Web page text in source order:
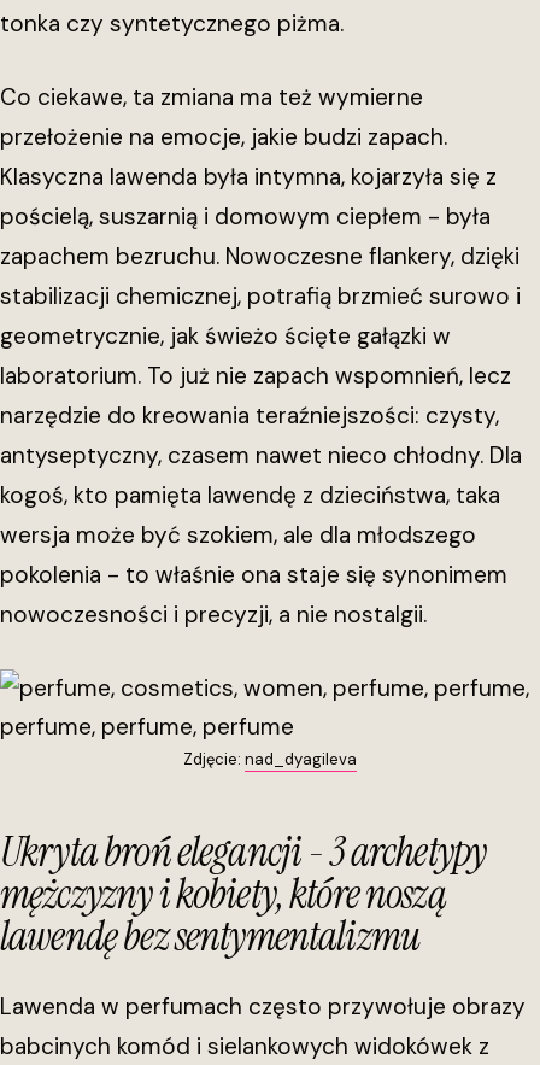
tonka czy syntetycznego piżma.
Co ciekawe, ta zmiana ma też wymierne
przełożenie na emocje, jakie budzi zapach.
Klasyczna lawenda była intymna, kojarzyła się z
pościelą, suszarnią i domowym ciepłem - była
zapachem bezruchu. Nowoczesne flankery, dzięki
stabilizacji chemicznej, potrafią brzmieć surowo i
geometrycznie, jak świeżo ścięte gałązki w
laboratorium. To już nie zapach wspomnień, lecz
narzędzie do kreowania teraźniejszości: czysty,
antyseptyczny, czasem nawet nieco chłodny. Dla
kogoś, kto pamięta lawendę z dzieciństwa, taka
wersja może być szokiem, ale dla młodszego
pokolenia - to właśnie ona staje się synonimem
nowoczesności i precyzji, a nie nostalgii.
Zdjęcie: nad_dyagileva
Ukryta broń elegancji - 3 archetypy
mężczyzny i kobiety, które noszą
lawendę bez sentymentalizmu
Lawenda w perfumach często przywołuje obrazy
babcinych komód i sielankowych widokówek z